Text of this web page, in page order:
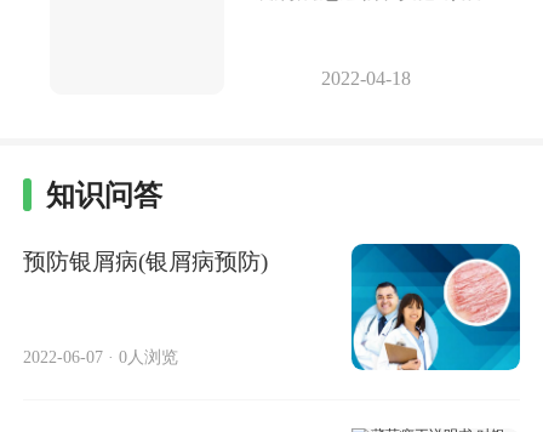
2022-04-18
知识问答
预防银屑病(银屑病预防)
2022-06-07 · 0人浏览